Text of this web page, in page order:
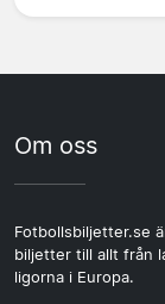
Om oss
Fotbollsbiljetter.se
biljetter till allt från
ligorna i Europa.